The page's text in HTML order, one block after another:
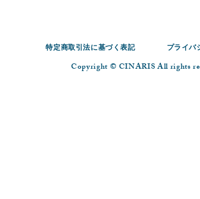
特定商取引法に基づく表記 プライバ
Copyright ©︎ CINARIS All rights